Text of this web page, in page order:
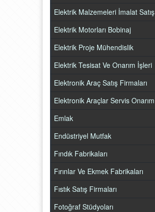
Elektrik Malzemeleri İmalat Satış
Elektrik Motorları Bobinaj
Elektrik Proje Mühendislik
Elektrik Tesisat Ve Onarım İşleri
Elektronik Araç Satış Firmaları
Elektronik Araçlar Servis Onarım
Emlak
Endüstriyel Mutfak
Fındık Fabrikaları
Fırınlar Ve Ekmek Fabrikaları
Fıstık Satış Firmaları
Fotoğraf Stüdyoları